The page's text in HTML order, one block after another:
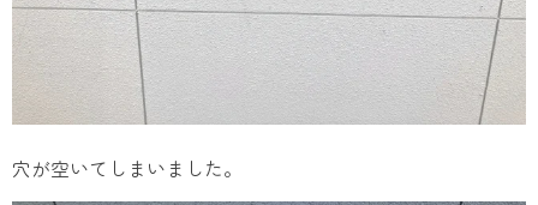
穴が空いてしまいました。